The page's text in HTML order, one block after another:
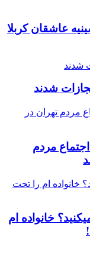
عاشقان کربلا
شدند
مردم
خانواده ام